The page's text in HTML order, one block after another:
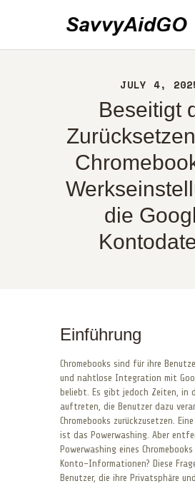
JULY 4,
Beseitigt
die
ÜBER UNS
KONTAKT
RICHTLINIEN
DEUTSCH
Einführung
Chromebooks sind für ihre
und nahtlose Integration mit
beliebt. Es gibt jedoch Zeiten, in
auftreten, die Benutzer dazu
Chromebooks zurückzusetzen.
ist das Powerwashing. Aber
Powerwashing eines
Konto-Informationen? Diese
Benutzer, die ihre Privatsphäre